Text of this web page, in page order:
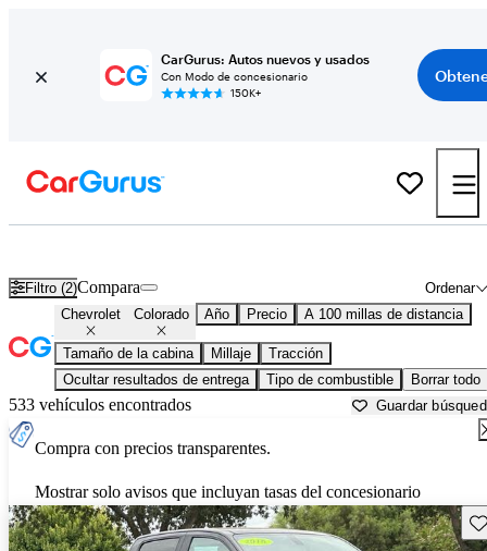
CarGurus: Autos nuevos y usados
Con Modo de concesionario
150K+
Filtro (2) Ordenar
Compara
Chevrolet Colorado Año Precio A 100 millas de distancia
Tamaño de la cabina Millaje
Tracción
Ocultar resultados de entrega
Tipo de combustible Borrar todo
533 vehículos encontrados Guardar
Compra con precios transparentes.
Mostrar solo avisos que incluyan tasas del concesionario